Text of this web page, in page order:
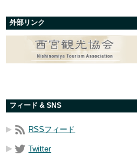
外部リンク
フィード & SNS
RSSフィード
Twitter